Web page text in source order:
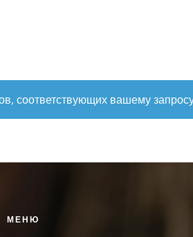
соответствующих вашему
МЕНЮ